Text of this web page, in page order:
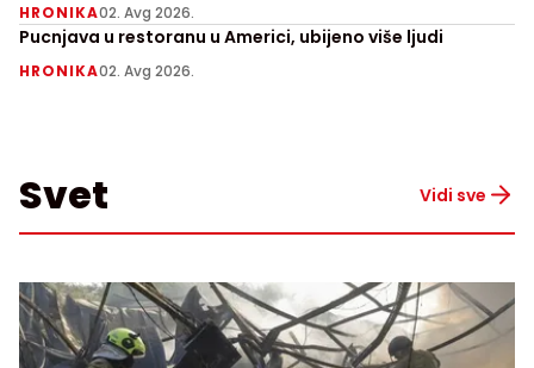
HRONIKA02. Avg 2026.
Pucnjava u restoranu u Americi, ubijeno više ljudi
HRONIKA02. Avg 2026.
Svet Vidi sve